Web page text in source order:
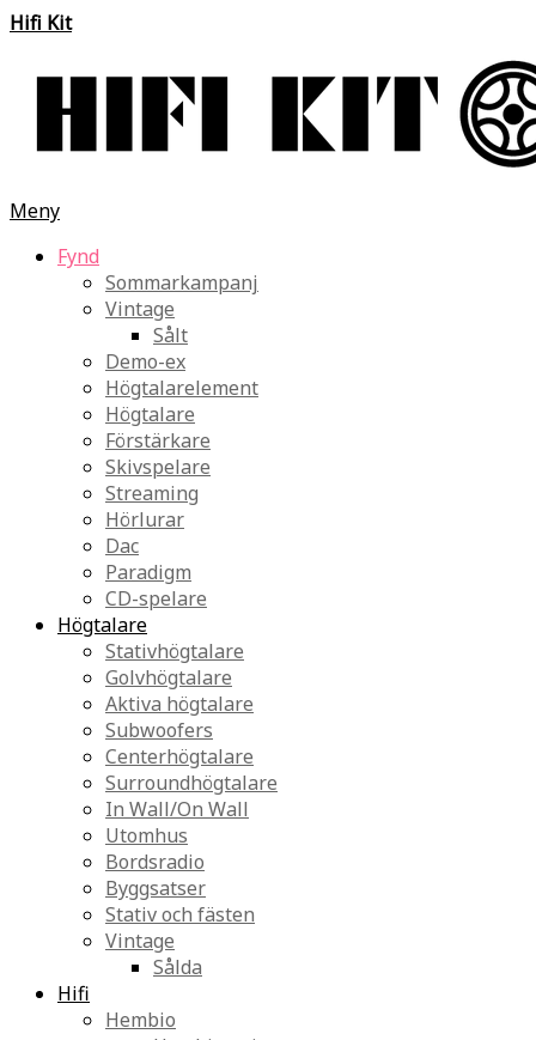
Hifi Kit
Meny
Fynd
Sommarkampanj
Vintage
Sålt
Demo-ex
Högtalarelement
Högtalare
Förstärkare
Skivspelare
Streaming
Hörlurar
Dac
Paradigm
CD-spelare
Högtalare
Stativhögtalare
Golvhögtalare
Aktiva högtalare
Subwoofers
Centerhögtalare
Surroundhögtalare
In Wall/On Wall
Utomhus
Bordsradio
Byggsatser
Stativ och fästen
Vintage
Sålda
Hifi
Hembio